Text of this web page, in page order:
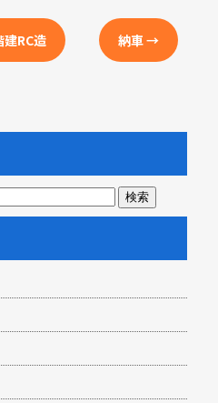
RC造 納車→